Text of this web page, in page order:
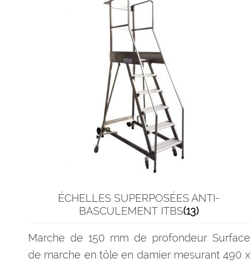
ÉCHELLES SUPERPOSÉES ANTI-
BASCULEMENT ITBS(13)
Marche de 150 mm de profondeur Surface
de marche en tôle en damier mesurant 490 x